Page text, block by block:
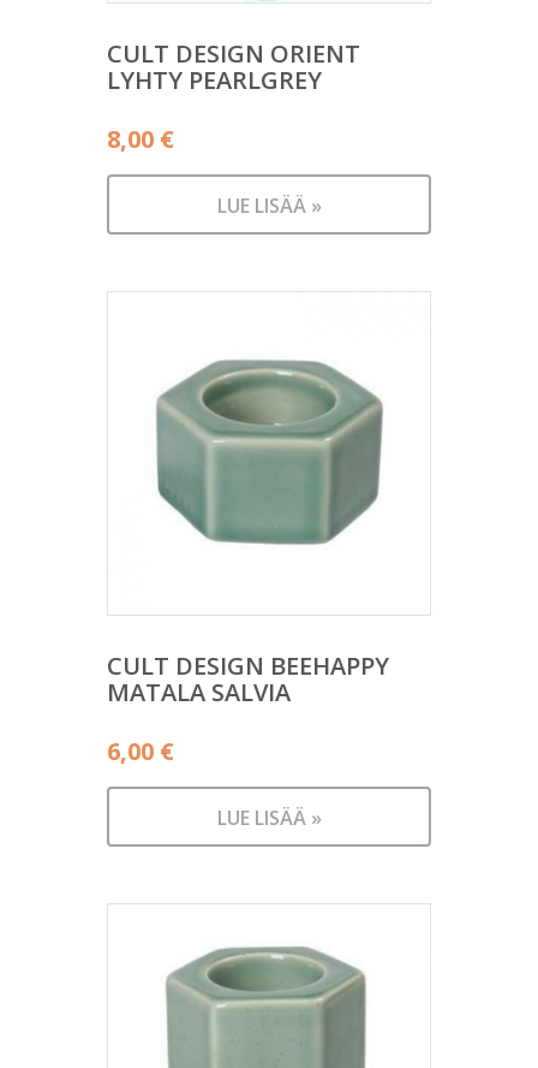
CULT DESIGN ORIENT
LYHTY PEARLGREY
8,00 €
LUE LISÄÄ »
CULT DESIGN BEEHAPPY
MATALA SALVIA
6,00 €
LUE LISÄÄ »